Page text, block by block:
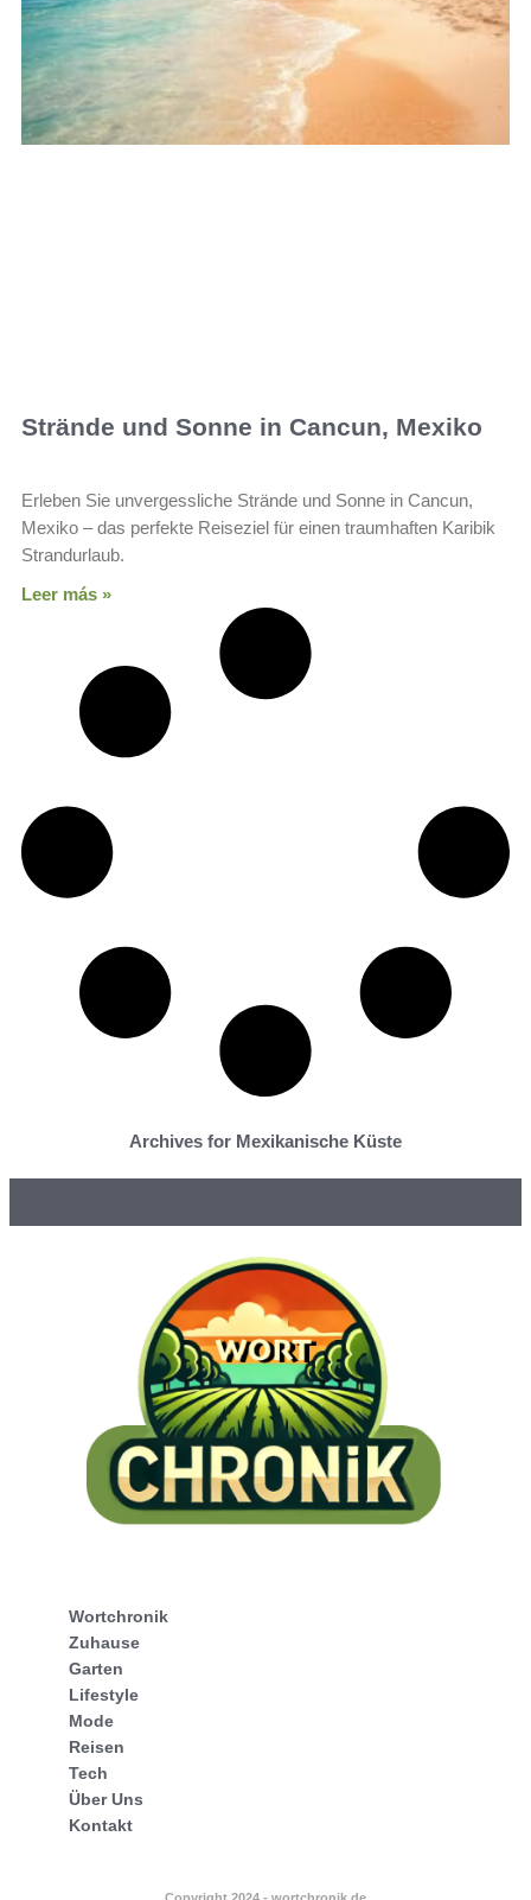
Strände und Sonne in Cancun, Mexiko
Erleben Sie unvergessliche Strände und Sonne in Cancun,
Mexiko – das perfekte Reiseziel für einen traumhaften Karibik
Strandurlaub.
Leer más »
Archives for Mexikanische Küste
Wortchronik
Zuhause
Garten
Lifestyle
Mode
Reisen
Tech
Über Uns
Kontakt
Copyright 2024 - wortchronik.de